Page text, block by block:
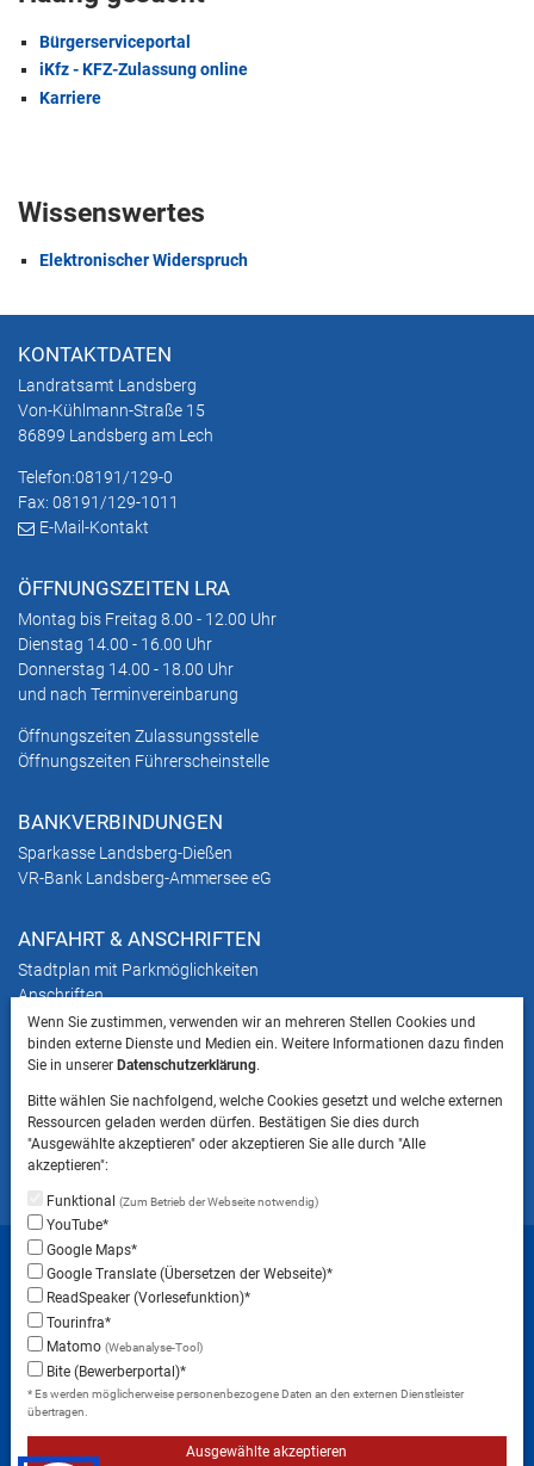
Bürgerserviceportal
iKfz - KFZ-Zulassung online
Karriere
Wissenswertes
Elektronischer Widerspruch
KONTAKTDATEN
Landratsamt Landsberg
Von-Kühlmann-Straße 15
86899 Landsberg am Lech
Telefon:08191/129-0
Fax: 08191/129-1011
E-Mail-Kontakt
ÖFFNUNGSZEITEN LRA
Montag bis Freitag 8.00 - 12.00 Uhr
Dienstag 14.00 - 16.00 Uhr
Donnerstag 14.00 - 18.00 Uhr
und nach Terminvereinbarung
Öffnungszeiten Zulassungsstelle
Öffnungszeiten Führerscheinstelle
BANKVERBINDUNGEN
Sparkasse Landsberg-Dießen
VR-Bank Landsberg-Ammersee eG
ANFAHRT & ANSCHRIFTEN
Stadtplan mit Parkmöglichkeiten
Anschriften
HINWEIS
ins Landratsamt Landsberg am Lech NICHT
gestattet ist.
Startseite Sitemap
Datenschutzeinstellungen
Erklärung zur Barrierefreiheit
Instagram
Facebook
Wenn Sie zustimmen, verwenden wir an mehreren Stellen Cookies und
binden externe Dienste und Medien ein. Weitere Informationen dazu finden
Sie in unsererDatenschutzerklärung.
Bitte wählen Sie nachfolgend, welche Cookies gesetzt und welche externen
Ressourcen geladen werden dürfen. Bestätigen Sie dies durch
"Ausgewählte akzeptieren" oder akzeptieren Sie alle durch "Alle
akzeptieren":
Funktional(Zum Betrieb der Webseite notwendig)
YouTube*
Google Maps*
Google Translate (Übersetzen der Webseite)*
ReadSpeaker (Vorlesefunktion)*
Tourinfra*
Matomo(Webanalyse-Tool)
Bite (Bewerberportal)*
* Es werden möglicherweise personenbezogene Daten an den externen Dienstleister
übertragen.
Ausgewählte akzeptieren